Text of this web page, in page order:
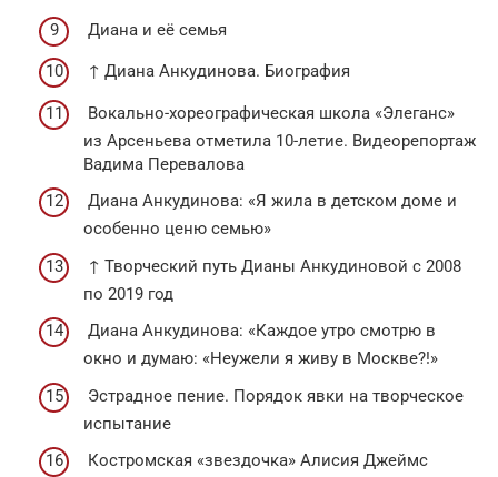
Диана и её семья
↑ Диана Анкудинова. Биография
Вокально-хореографическая школа «Элеганс»
из Арсеньева отметила 10-летие. Видеорепортаж
Вадима Перевалова
Диана Анкудинова: «Я жила в детском доме и
особенно ценю семью»
↑ Творческий путь Дианы Анкудиновой с 2008
по 2019 год
Диана Анкудинова: «Каждое утро смотрю в
окно и думаю: «Неужели я живу в Москве?!»
Эстрадное пение. Порядок явки на творческое
испытание
Костромская «звездочка» Алисия Джеймс